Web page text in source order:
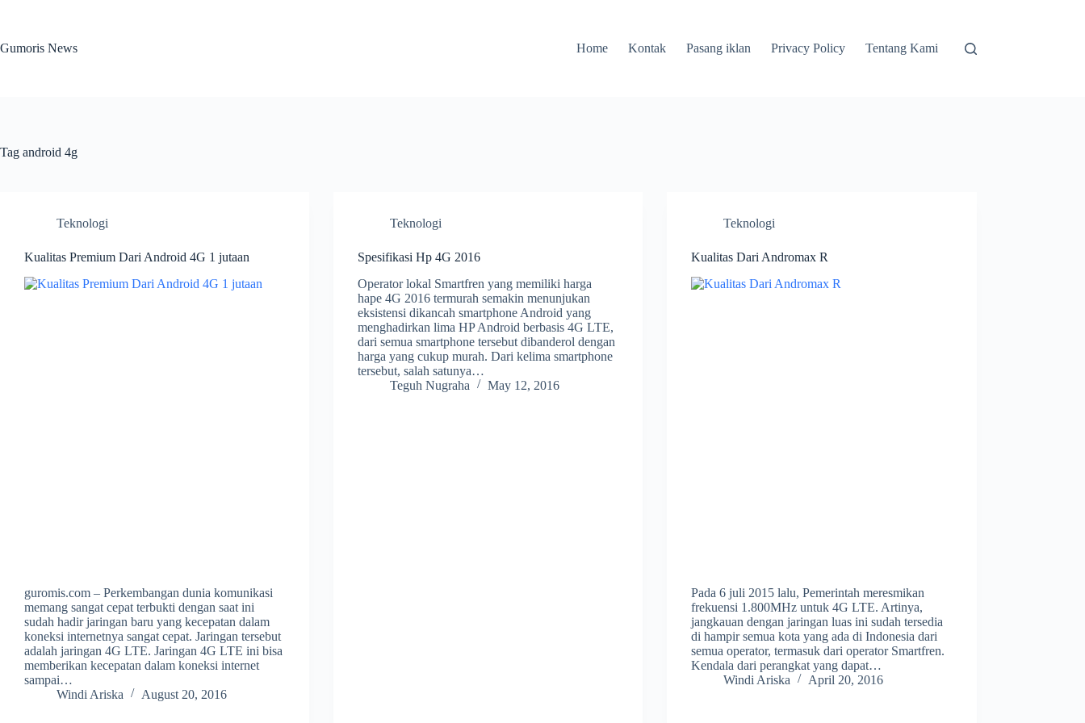
Gumoris News
Home Kontak Pasang iklan Privacy Policy Tentang Kami
Tag android 4g
Teknologi
Kualitas Premium Dari Android 4G 1 jutaan
guromis.com – Perkembangan dunia komunikasi
memang sangat cepat terbukti dengan saat ini
sudah hadir jaringan baru yang kecepatan dalam
koneksi internetnya sangat cepat. Jaringan tersebut
adalah jaringan 4G LTE. Jaringan 4G LTE ini bisa
memberikan kecepatan dalam koneksi internet
sampai…
Windi Ariska
August 20, 2016
Teknologi
Spesifikasi Hp 4G 2016
Operator lokal Smartfren yang memiliki harga
hape 4G 2016 termurah semakin menunjukan
eksistensi dikancah smartphone Android yang
menghadirkan lima HP Android berbasis 4G LTE,
dari semua smartphone tersebut dibanderol dengan
harga yang cukup murah. Dari kelima smartphone
tersebut, salah satunya…
Teguh Nugraha
May 12, 2016
Teknologi
Kualitas Dari Andromax R
Pada 6 juli 2015 lalu, Pemerintah meresmikan
frekuensi 1.800MHz untuk 4G LTE. Artinya,
jangkauan dengan jaringan luas ini sudah tersedia
di hampir semua kota yang ada di Indonesia dari
semua operator, termasuk dari operator Smartfren.
Kendala dari perangkat yang dapat…
Windi Ariska
April 20, 2016